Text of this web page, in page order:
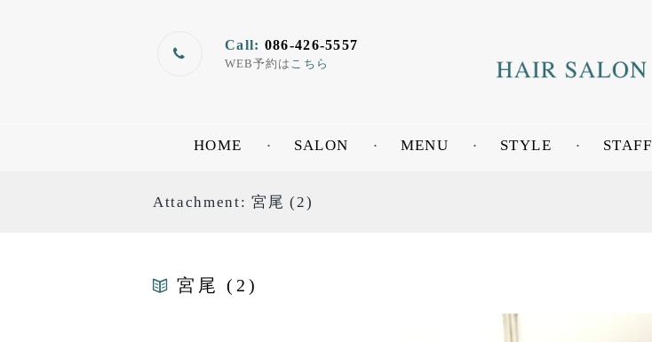
Call: 086-426-5557
WEB予約は こちら
HOME SALON MENU STYLE STAFF
Attachment: 宮尾 (2)
宮尾 (2)